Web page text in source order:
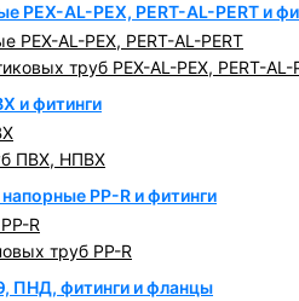
PEX-AL-PEX, PERT-AL-PERT и
AL-PEX, PERT-AL-PERT
труб PEX-AL-PEX, PERT-AL-
и фитинги
ПВХ, НПВХ
PP-R и фитинги
R
труб PP-R
ПНД, фитинги и фланцы